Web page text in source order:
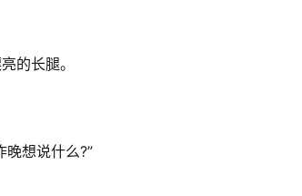
的长腿。
晚想说什么?”